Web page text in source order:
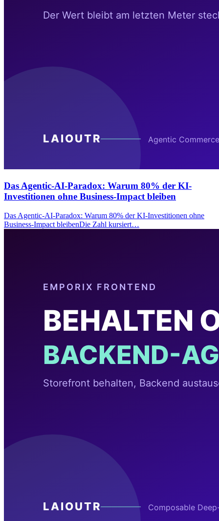
Das Agentic-AI-Paradox: Warum 80% der KI-
Investitionen ohne Business-Impact bleiben
Das Agentic-AI-Paradox: Warum 80% der KI-Investitionen ohne
Business-Impact bleibenDie Zahl kursiert…